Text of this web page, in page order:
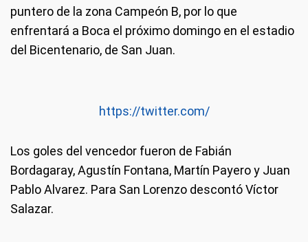
puntero de la zona Campeón B, por lo que
enfrentará a Boca el próximo domingo en el estadio
del Bicentenario, de San Juan.
https://twitter.com/
Los goles del vencedor fueron de Fabián
Bordagaray, Agustín Fontana, Martín Payero y Juan
Pablo Alvarez. Para San Lorenzo descontó Víctor
Salazar.